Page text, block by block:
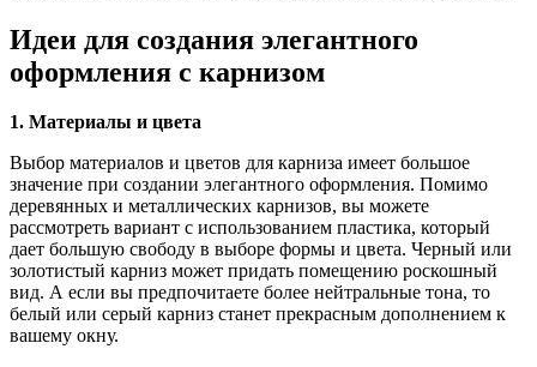
Идеи для создания элегантного
оформления с карнизом
1. Материалы и цвета
Выбор материалов и цветов для карниза имеет большое
значение при создании элегантного оформления. Помимо
деревянных и металлических карнизов, вы можете
рассмотреть вариант с использованием пластика, который
дает большую свободу в выборе формы и цвета. Черный или
золотистый карниз может придать помещению роскошный
вид. А если вы предпочитаете более нейтральные тона, то
белый или серый карниз станет прекрасным дополнением к
вашему окну.